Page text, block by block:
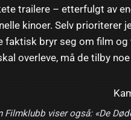
trailere – etterfulgt av
kinoer. Selv prioriterer
faktisk bryr seg om film
overleve, må de tilby
Filmklubb viser også: «De